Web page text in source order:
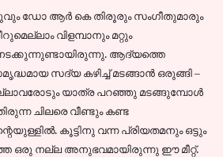
ഡോ ആര്‍ കെ തിരൂരും സംഗീതുമാരും
വിളമ്പാനും മറ്റും
ആദ്യത്തെ
സദ്യ കഴിച്ച് മടങ്ങാന്‍ ഒരുങ്ങി –
യാത്ര പറഞ്ഞു മടങ്ങുമ്പോള്‍
ചിലരെ വീണ്ടും കണ്ട
കൂട്ടിനു വന്ന പ്രിയതമനും ഒട്ടും
ഒരു നല്ല അനുഭവമായിരുന്നു ഈ മീറ്റ്‌.